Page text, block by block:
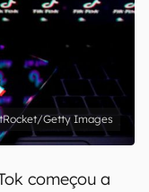
Getty Images
começou a